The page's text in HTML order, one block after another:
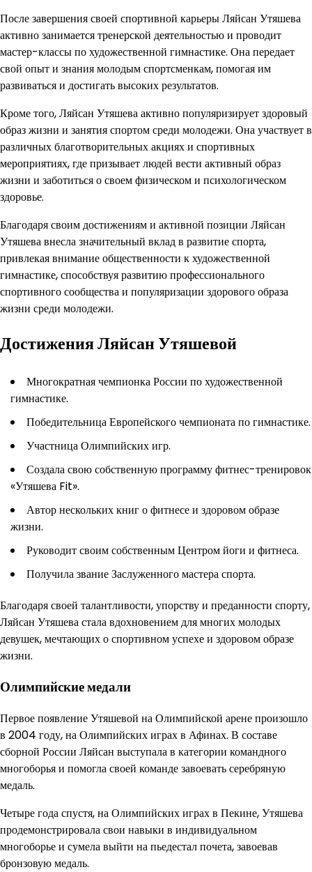
После завершения своей спортивной карьеры Ляйсан Утяшева
активно занимается тренерской деятельностью и проводит
мастер-классы по художественной гимнастике. Она передает
свой опыт и знания молодым спортсменкам, помогая им
развиваться и достигать высоких результатов.
Кроме того, Ляйсан Утяшева активно популяризирует здоровый
образ жизни и занятия спортом среди молодежи. Она участвует в
различных благотворительных акциях и спортивных
мероприятиях, где призывает людей вести активный образ
жизни и заботиться о своем физическом и психологическом
здоровье.
Благодаря своим достижениям и активной позиции Ляйсан
Утяшева внесла значительный вклад в развитие спорта,
привлекая внимание общественности к художественной
гимнастике, способствуя развитию профессионального
спортивного сообщества и популяризации здорового образа
жизни среди молодежи.
Достижения Ляйсан Утяшевой
Многократная чемпионка России по художественной
гимнастике.
Победительница Европейского чемпионата по гимнастике.
Участница Олимпийских игр.
Создала свою собственную программу фитнес-тренировок
«Утяшева Fit».
Автор нескольких книг о фитнесе и здоровом образе
жизни.
Руководит своим собственным Центром йоги и фитнеса.
Получила звание Заслуженного мастера спорта.
Благодаря своей талантливости, упорству и преданности спорту,
Ляйсан Утяшева стала вдохновением для многих молодых
девушек, мечтающих о спортивном успехе и здоровом образе
жизни.
Олимпийские медали
Первое появление Утяшевой на Олимпийской арене произошло
в 2004 году, на Олимпийских играх в Афинах. В составе
сборной России Ляйсан выступала в категории командного
многоборья и помогла своей команде завоевать серебряную
медаль.
Четыре года спустя, на Олимпийских играх в Пекине, Утяшева
продемонстрировала свои навыки в индивидуальном
многоборье и сумела выйти на пьедестал почета, завоевав
бронзовую медаль.